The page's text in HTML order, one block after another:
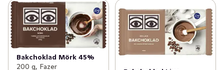
Bakchoklad Mörk 45%
200 g, Fazer